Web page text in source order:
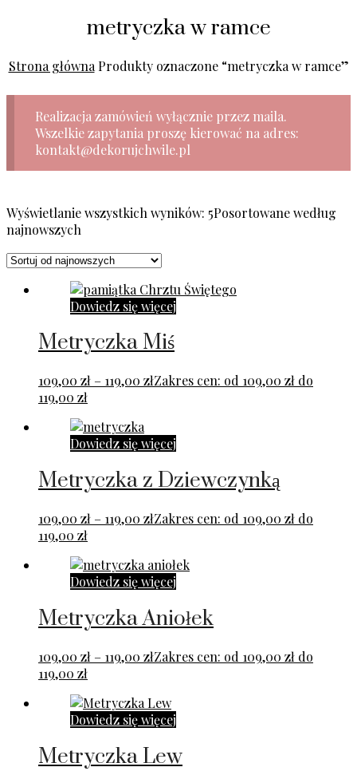
metryczka w ramce
Strona główna Produkty oznaczone “metryczka w ramce”
Realizacja zamówień wyłącznie przez maila.
Wszelkie zapytania proszę kierować na adres:
kontakt@dekorujchwile.pl
Wyświetlanie wszystkich wyników: 5Posortowane według
najnowszych
Dowiedz się więcej
Metryczka Miś
109,00 zł – 119,00 złZakres cen: od 109,00 zł do
119,00 zł
Dowiedz się więcej
Metryczka z Dziewczynką
109,00 zł – 119,00 złZakres cen: od 109,00 zł do
119,00 zł
Dowiedz się więcej
Metryczka Aniołek
109,00 zł – 119,00 złZakres cen: od 109,00 zł do
119,00 zł
Dowiedz się więcej
Metryczka Lew